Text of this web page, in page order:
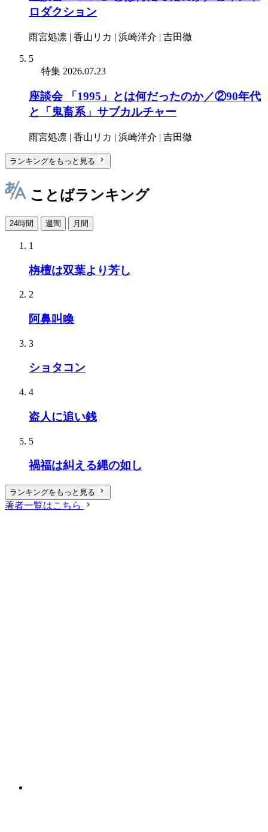
ロダクション
雨宮処凛 | 香山リカ | 浜崎洋介 | 吉田徹
5
特集 2026.07.23
座談会 「1995」とは何だったのか／②90年代
と「鬼畜系」サブカルチャー
雨宮処凛 | 香山リカ | 浜崎洋介 | 吉田徹
ランキングをもっと見る
ことばランキング
24時間 週間 月間
1
栴檀は双葉より芳し
2
阿鼻叫喚
3
ショタコン
4
盗人に追い銭
5
禍福は糾える縄の如し
ランキングをもっと見る
著者一覧はこちら